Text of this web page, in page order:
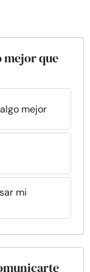
mejor que
mejor
mi